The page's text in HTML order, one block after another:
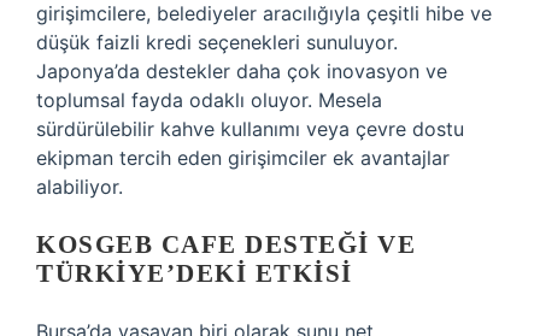
girişimcilere, belediyeler aracılığıyla çeşitli hibe ve
düşük faizli kredi seçenekleri sunuluyor.
Japonya’da destekler daha çok inovasyon ve
toplumsal fayda odaklı oluyor. Mesela
sürdürülebilir kahve kullanımı veya çevre dostu
ekipman tercih eden girişimciler ek avantajlar
alabiliyor.
KOSGEB CAFE DESTEĞI VE
TÜRKIYE’DEKI ETKISI
Bursa’da yaşayan biri olarak şunu net